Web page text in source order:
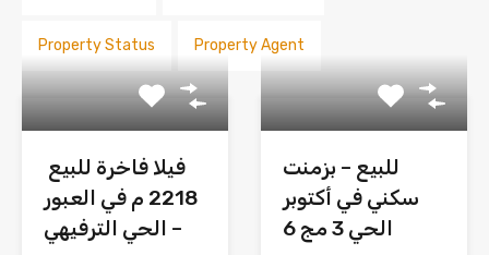
Property Status Property Agent
2218 م في العبور
– الحي الترفيهي
للبيع – بزمنت
سكني في أكتوبر
الحي 3 مج 6